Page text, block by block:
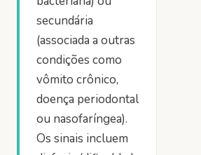
secundária
(associada a outras
condições como
vômito crônico,
doença periodontal
ou nasofaríngea).
Os sinais incluem